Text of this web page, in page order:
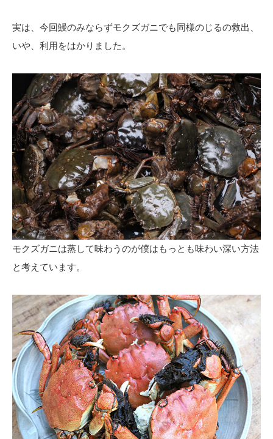
実は、今回鰻のみならずモクズガニでも同様のじるの救出、
いや、利用をはかりました。
モクズガニは蒸して味わうのが僕はもっとも味わい深い方法
と考えています。